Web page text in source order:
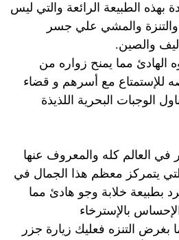
بهذه الطبيعة الرائعة والتي ليس
والتنزة والمشي علي جسر
والصين.
الهادئ مما يمنح زواره من
للإستمتاع مع أسرهم و قضاء
الوجبات البحرية اللذيذة
في العالم كله والمعروف عنها
يتمركز معظم هذا الجمال في
بطبيعة خلابة وجو هادئ مما
بالإسترخاء
بغرض التنزه فعليك زيارة جزر